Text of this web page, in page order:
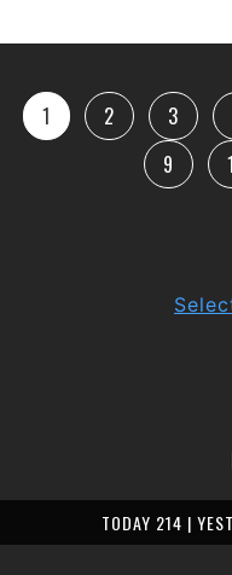
1 2 3
9
TODAY 214 |